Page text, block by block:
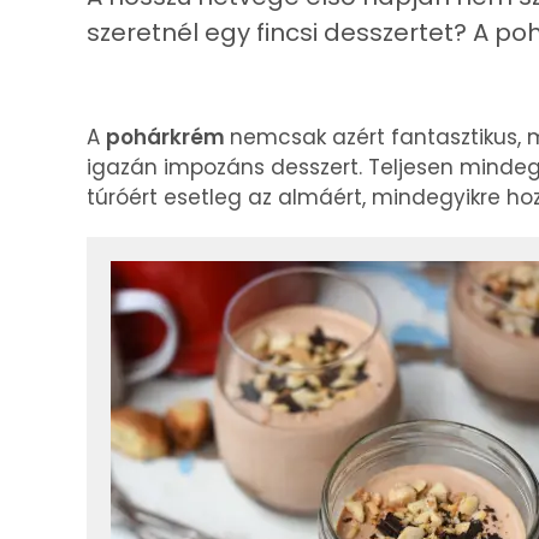
szeretnél egy fincsi desszertet? A
A pohárkrém nemcsak azért fantasztikus,
igazán impozáns desszert. Teljesen
túróért esetleg az almáért, mindegyikre